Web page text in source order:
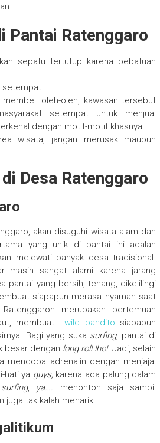
Pantai Ratenggaro
sepatu tertutup karena bebatuan
setempat.
oleh-oleh, kawasan tersebut
setempat untuk menjual
dengan motif-motif khasnya.
wisata, jangan merusak maupun
Desa Ratenggaro
akan disuguhi wisata alam dan
yang unik di pantai ini adalah
melewati banyak desa tradisional.
masih sangat alami karena jarang
pantai yang bersih, tenang, dikelilingi
siapapun merasa nyaman saat
merupakan pertemuan
membuatwild bandito siapapun
Bagi yang suka surfing, pantai di
besar dengan long roll lho!. Jadi, selain
mencoba adrenalin dengan menjajal
hati ya guys,karena ada palung dalam
surfing, ya…. menonton saja sambil
juga tak kalah menarik.